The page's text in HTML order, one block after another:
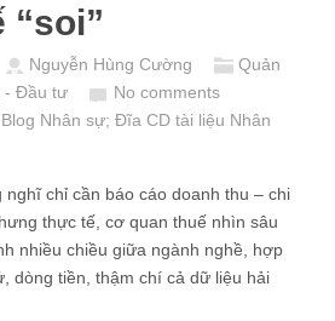
“soi”
Nguyễn Hùng Cường
Quản
- Đầu tư
No comments
Nhân sự; Đĩa CD tài liệu Nhân
chỉ cần báo cáo doanh thu – chi
thực tế, cơ quan thuế nhìn sâu
nhiều chiều giữa ngành nghề, hợp
dòng tiền, thậm chí cả dữ liệu hải